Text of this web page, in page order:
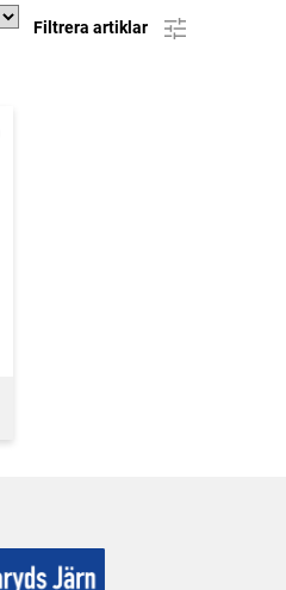
Filtrera artiklar